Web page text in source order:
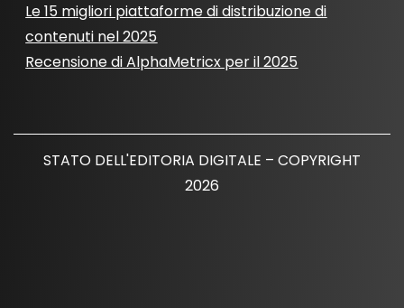
Le 15 migliori piattaforme di distribuzione di
contenuti nel 2025
Recensione di AlphaMetricx per il 2025
STATO DELL'EDITORIA DIGITALE – COPYRIGHT
2026